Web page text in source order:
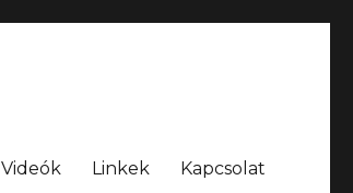
Videók Linkek Kapcsolat